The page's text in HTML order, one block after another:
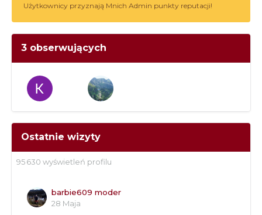
Użytkownicy przyznają Mnich Admin punkty reputacji!
3 obserwujących
Ostatnie wizyty
95 630 wyświetleń profilu
barbie609 moder
28 Maja